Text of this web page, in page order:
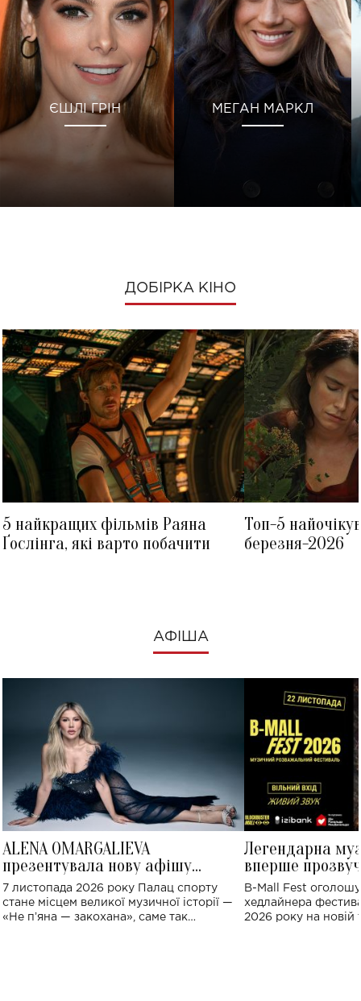
ЄШЛІ ГРІН МЕГАН МАРКЛ
ДОБІРКА КІНО
5 найкращих фільмів Раяна
Ґослінга, які варто побачити
Топ-5
березня-2026
АФІША
ALENA OMARGALIEVA
презентувала нову афішу
великого концерту в Палаці
спорту
7 листопада 2026 року Палац спорту
стане місцем великої музичної історії —
«Не пʼяна — закохана», саме так
Легендарна
вперше
Україні: де
B-Mall Fest
хедлайнера
2026 року на новій